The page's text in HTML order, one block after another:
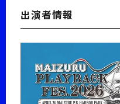
出演者情報